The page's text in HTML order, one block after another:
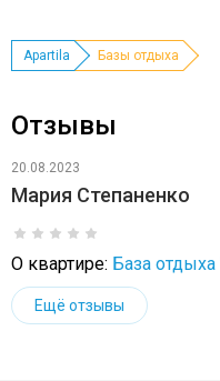
Apartila Базы отдыха
Отзывы
20.08.2023
Мария Степаненко
О квартире: База
Ещё отзывы